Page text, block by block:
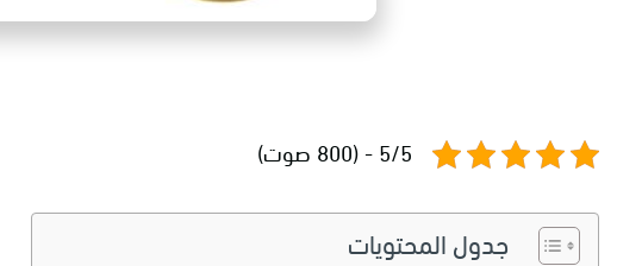
5/5 - (800 صوت)
جدول المحتويات